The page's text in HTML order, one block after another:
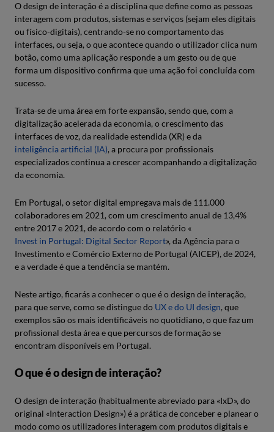
O design de interação é a disciplina que define como as pessoas
interagem com produtos, sistemas e serviços (sejam eles digitais
ou físico-digitais), centrando-se no comportamento das
interfaces, ou seja, o que acontece quando o utilizador clica num
botão, como uma aplicação responde a um gesto ou de que
forma um dispositivo confirma que uma ação foi concluída com
sucesso.
Trata-se de uma área em forte expansão, sendo que, com a
digitalização acelerada da economia, o crescimento das
interfaces de voz, da realidade estendida (XR) e da
inteligência artificial (IA), a procura por profissionais
especializados continua a crescer acompanhando a digitalização
da economia.
Em Portugal, o setor digital empregava mais de 111.000
colaboradores em 2021, com um crescimento anual de 13,4%
entre 2017 e 2021, de acordo com o relatório «
Invest in Portugal: Digital Sector Report», da Agência para o
Investimento e Comércio Externo de Portugal (AICEP), de 2024,
e a verdade é que a tendência se mantém.
Neste artigo, ficarás a conhecer o que é o design de interação,
para que serve, como se distingue do UX e do UI design, que
exemplos são os mais identificáveis no quotidiano, o que faz um
profissional desta área e que percursos de formação se
encontram disponíveis em Portugal.
O que é o design de interação?
O design de interação (habitualmente abreviado para «IxD», do
original «Interaction Design») é a prática de conceber e planear o
modo como os utilizadores interagem com produtos digitais e